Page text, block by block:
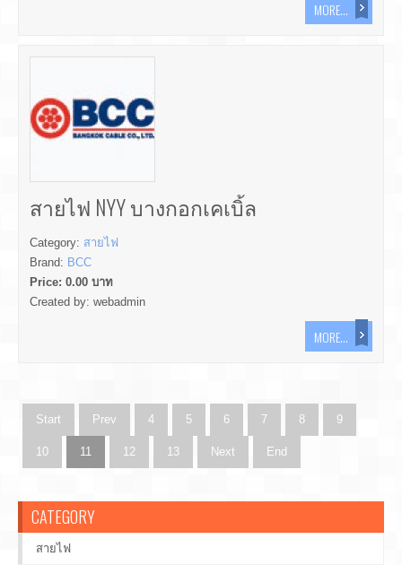
MORE...
สายไฟ NYY บางกอกเคเบิ้ล
Category: สายไฟ
Brand: BCC
Price: 0.00 บาท
Created by: webadmin
MORE...
Start Prev 4 5 6 7 8 9
10 11 12 13 Next End
CATEGORY
สายไฟ